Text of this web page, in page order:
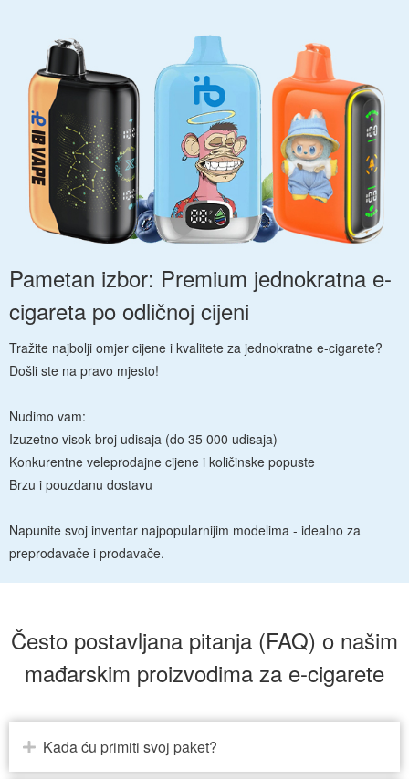
Pametan izbor: Premium jednokratna e-
cigareta po odličnoj cijeni
Tražite najbolji omjer cijene i kvalitete za jednokratne e-cigarete?
Došli ste na pravo mjesto!
Nudimo vam:
Izuzetno visok broj udisaja (do 35 000 udisaja)
Konkurentne veleprodajne cijene i količinske popuste
Brzu i pouzdanu dostavu
Napunite svoj inventar najpopularnijim modelima - idealno za
preprodavače i prodavače.
Često postavljana pitanja (FAQ) o našim
mađarskim proizvodima za e-cigarete
Kada ću primiti svoj paket?